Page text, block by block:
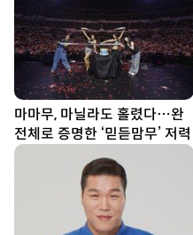
마마무, 마닐라도 홀렸다…완
전체로 증명한 ‘믿듣맘무’ 저력